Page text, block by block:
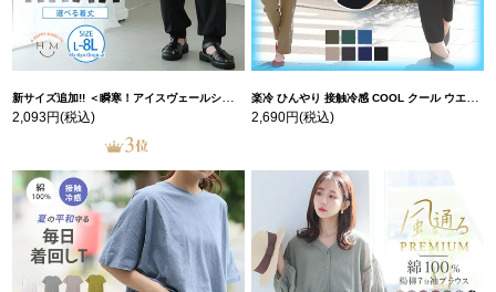
新サイズ追加!! ＜瞬寒！アイスヴェールシリーズ＞ 美脚 ジョガーパンツ 【ウェストゴム】 【ストレッチ】 | 大きいサイズの通販ならハッピーマリリン
2,093円(税込)
楽冷 ひんやり 接触冷感 COOL クール ウエストゴム 楽ちん ストレッチ 美脚 レギパン 【ストレッチ】 | 大きいサイズの通販ならハッピーマリリン
2,690円(税込)